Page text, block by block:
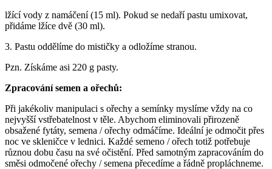
lžící vody z namáčení (15 ml). Pokud se nedaří pastu umixovat,
přidáme lžíce dvě (30 ml).
3. Pastu oddělíme do mističky a odložíme stranou.
Pzn. Získáme asi 220 g pasty.
Zpracování semen a ořechů:
Při jakékoliv manipulaci s ořechy a semínky myslíme vždy na co
nejvyšší vstřebatelnost v těle. Abychom eliminovali přirozeně
obsažené fytáty, semena / ořechy odmáčíme. Ideální je odmočit přes
noc ve skleničce v lednici. Každé semeno / ořech totiž potřebuje
různou dobu času na své očistění. Před samotným zapracováním do
směsi odmočené ořechy / semena přecedíme a řádně propláchneme.